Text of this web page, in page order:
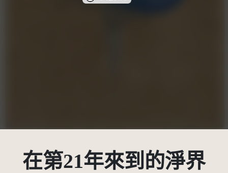
在第21年來到的淨界